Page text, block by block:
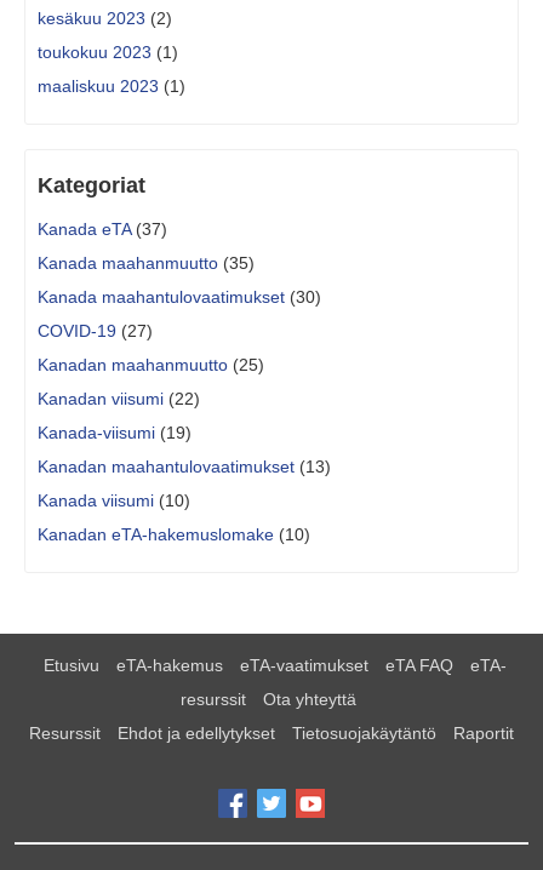
kesäkuu 2023 (2)
toukokuu 2023 (1)
maaliskuu 2023 (1)
Kategoriat
Kanada eTA(37)
Kanada maahanmuutto (35)
Kanada maahantulovaatimukset (30)
COVID-19 (27)
Kanadan maahanmuutto (25)
Kanadan viisumi (22)
Kanada-viisumi (19)
Kanadan maahantulovaatimukset (13)
Kanada viisumi (10)
Kanadan eTA-hakemuslomake (10)
Etusivu eTA-hakemus eTA-vaatimukset eTA FAQ
eTA-
resurssit
Ota yhteyttä
Resurssit
Ehdot ja edellytykset Tietosuojakäytäntö Raportit